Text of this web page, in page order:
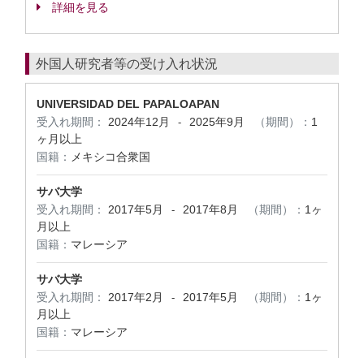
詳細を見る
外国人研究者等の受け入れ状況
UNIVERSIDAD DEL PAPALOAPAN
受入れ期間：
2024年12月 - 2025年9月 （期間）： 1
ヶ月以上
国籍：
メキシコ合衆国
サバ大学
受入れ期間：
2017年5月 - 2017年8月 （期間）： 1ヶ
月以上
国籍： マレーシア
サバ大学
受入れ期間：
2017年2月 - 2017年5月 （期間）： 1ヶ
月以上
国籍： マレーシア